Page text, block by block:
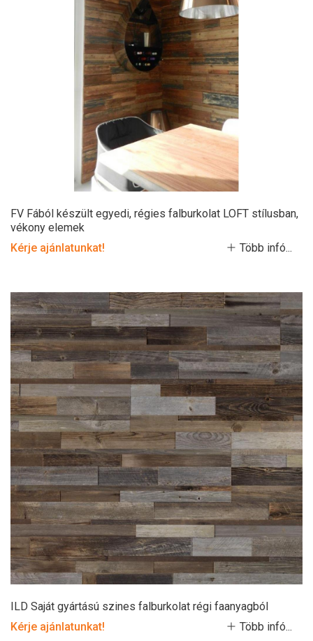
FV Fából készült egyedi, régies falburkolat LOFT stílusban,
vékony elemek
Kérje ajánlatunkat!
Több infó...
ILD Saját gyártású szines falburkolat régi faanyagból
Kérje ajánlatunkat!
Több infó...